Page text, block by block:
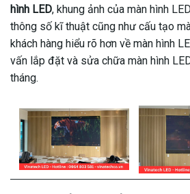
hình LED, khung ảnh của màn hình
thông số kĩ thuật cũng như cấu tạo
khách hàng hiểu rõ hơn về màn hình
vấn lắp đặt và sửa chữa màn hình
tháng.